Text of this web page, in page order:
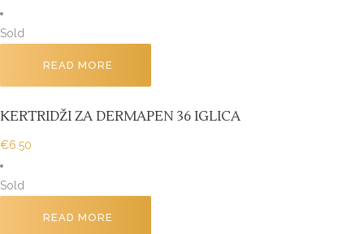
Sold
READ MORE
KERTRIDŽI ZA DERMAPEN 36 IGLICA
€6.50
Sold
READ MORE